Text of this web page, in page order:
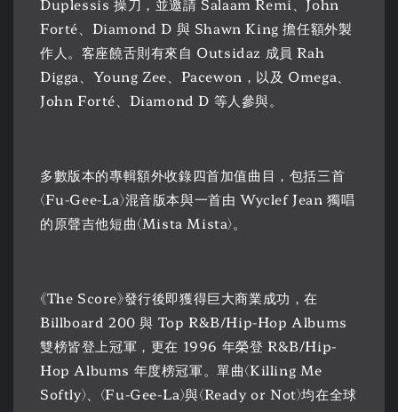
Duplessis 操刀，並邀請 Salaam Remi、John
Forté、Diamond D 與 Shawn King 擔任額外製
作人。客座饒舌則有來自 Outsidaz 成員 Rah
Digga、Young Zee、Pacewon，以及 Omega、
John Forté、Diamond D 等人參與。
多數版本的專輯額外收錄四首加值曲目，包括三首
〈Fu-Gee-La〉混音版本與一首由 Wyclef Jean 獨唱
的原聲吉他短曲〈Mista Mista〉。
《The Score》發行後即獲得巨大商業成功，在
Billboard 200 與 Top R&B/Hip-Hop Albums
雙榜皆登上冠軍，更在 1996 年榮登 R&B/Hip-
Hop Albums 年度榜冠軍。單曲〈Killing Me
Softly〉、〈Fu-Gee-La〉與〈Ready or Not〉均在全球